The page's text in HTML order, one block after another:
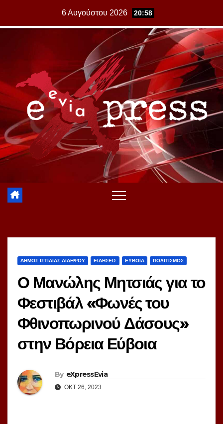
6 Αυγούστου 2026 20:58
ΔΗΜΟΣ ΙΣΤΙΑΙΑΣ ΑΙΔΗΨΟΥ ΕΙΔΗΣΕΙΣ ΕΥΒΟΙΑ ΠΟΛΙΤΙΣΜΟΣ
Ο Μανώλης Μητσιάς για το
Φεστιβάλ «Φωνές του
Φθινοπωρινού Δάσους»
στην Βόρεια Εύβοια
By eXpressEvia
ΟΚΤ 26, 2023